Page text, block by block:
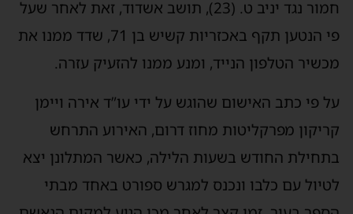
חמור נגד יניב ט. (23), תושב אשדוד, זאת לאחר שעל
פי הנטען תקף באכזריות קשיש בן 71, שדד ממנו את
מכשיר הטלפון הנייד, ומנע ממנו להזעיק עזרה.
על פי כתב האישום שהוגש על ידי עו”ד אירה ויימן
קריקון מפרקליטות מחוז דרום, האירוע התרחש
בתחילת החודש בשעות הלילה, כאשר המתלונן יצא
לטיול עם כלבו ונכנס למגרש ספורט באחד מבתי